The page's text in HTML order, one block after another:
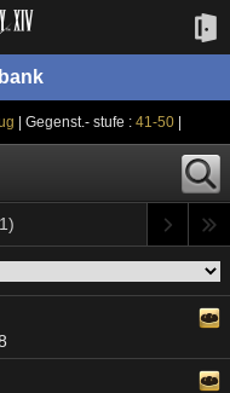
| Gegenst.- stufe :41-50